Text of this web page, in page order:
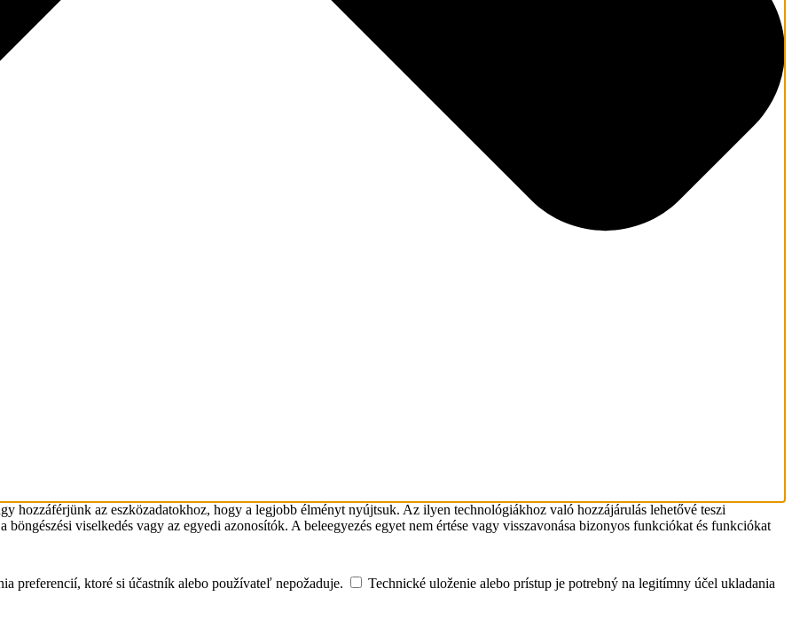
hozzáférjünk az eszközadatokhoz, hogy a legjobb élményt nyújtsuk. Az ilyen technológiákhoz való hozzájárulás lehetővé teszi
viselkedés vagy az egyedi azonosítók. A beleegyezés egyet nem értése vagy visszavonása bizonyos funkciókat és funkciókat
preferencií, ktoré si účastník alebo používateľ nepožaduje.
Technické uloženie alebo prístup je potrebný na legitímny účel ukladania